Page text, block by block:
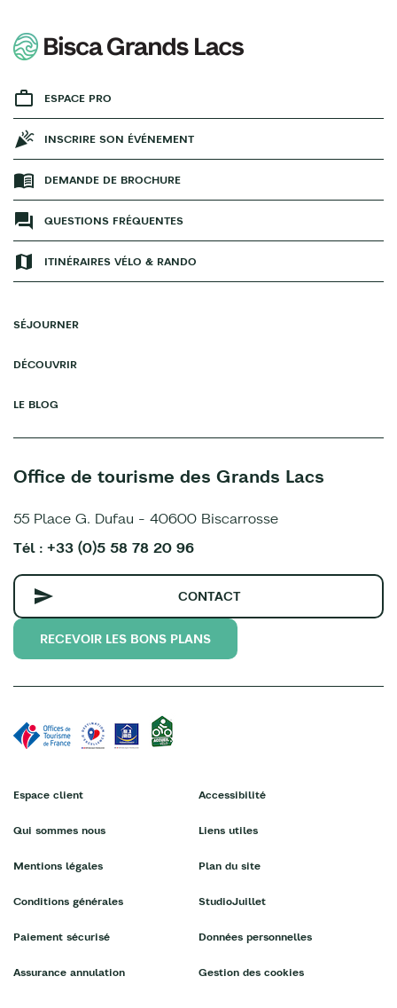
ESPACE PRO
INSCRIRE SON ÉVÉNEMENT
DEMANDE DE BROCHURE
QUESTIONS FRÉQUENTES
ITINÉRAIRES VÉLO & RANDO
SÉJOURNER
DÉCOUVRIR
LE BLOG
Office de tourisme des Grands Lacs
55 Place G. Dufau - 40600 Biscarrosse
Tél : +33 (0)5 58 78 20 96
CONTACT
RECEVOIR LES BONS PLANS
Espace client
Qui sommes nous
Mentions légales
Conditions générales
Paiement sécurisé
Assurance annulation
Accessibilité
Liens utiles
Plan du site
StudioJuillet
Données personnelles
Gestion des cookies